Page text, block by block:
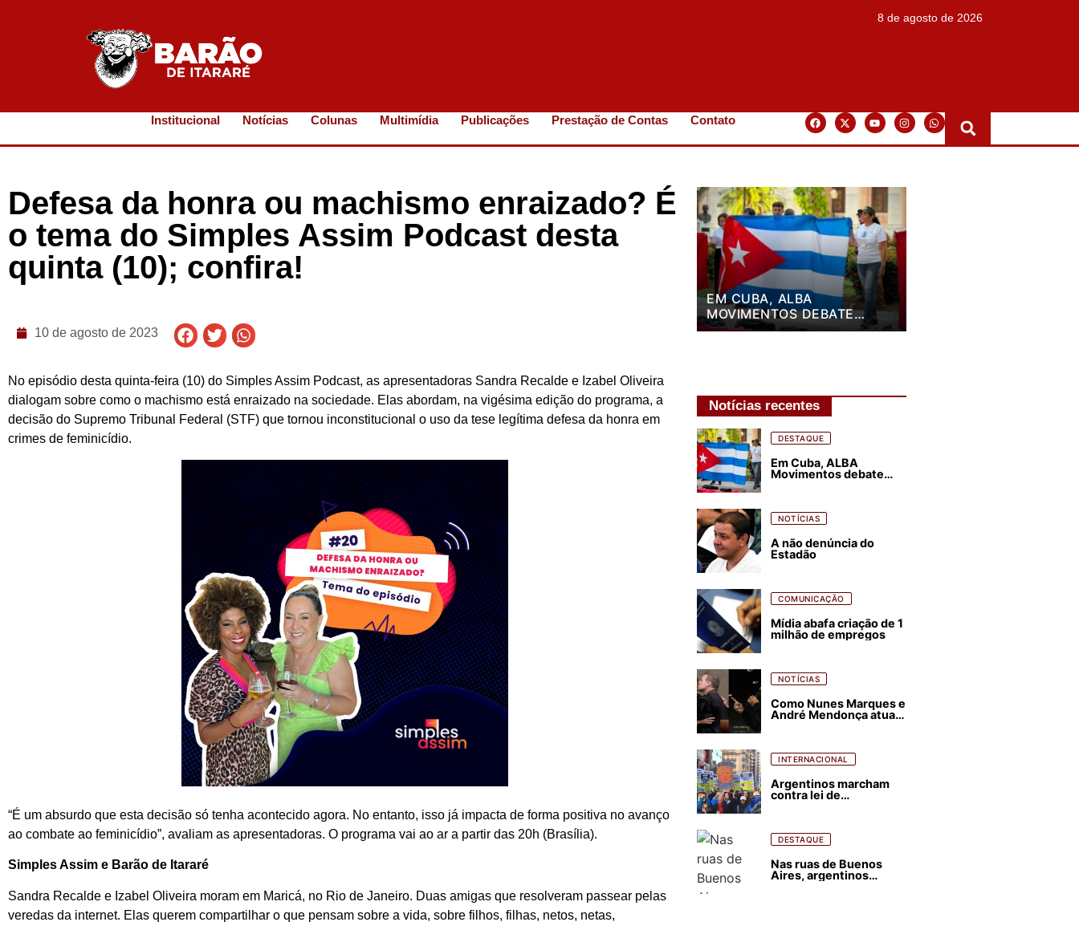
8 de agosto de 2026
Institucional Notícias Colunas Multimídia Publicações Prestação de Contas Contato
Defesa da honra ou machismo enraizado? É
o tema do Simples Assim Podcast desta
quinta (10); confira!
10 de agosto de 2023
No episódio desta quinta-feira (10) do Simples Assim Podcast, as apresentadoras Sandra Recalde e Izabel Oliveira
dialogam sobre como o machismo está enraizado na sociedade. Elas abordam, na vigésima edição do programa, a
decisão do Supremo Tribunal Federal (STF) que tornou inconstitucional o uso da tese legítima defesa da honra em
crimes de feminicídio.
“É um absurdo que esta decisão só tenha acontecido agora. No entanto, isso já impacta de forma positiva no avanço
ao combate ao feminicídio”, avaliam as apresentadoras. O programa vai ao ar a partir das 20h (Brasília).
Simples Assim e Barão de Itararé
Sandra Recalde e Izabel Oliveira moram em Maricá, no Rio de Janeiro. Duas amigas que resolveram passear pelas
veredas da internet. Elas querem compartilhar o que pensam sobre a vida, sobre filhos, filhas, netos, netas,
EM CUBA, ALBA
MOVIMENTOS DEBATE
PLANO DE LUTA PARA OS
Notícias recentes
DESTAQUE
Em Cuba, ALBA
Movimentos debate
NOTÍCIAS
A não denúncia do
Estadão
COMUNICAÇÃO
Mídia abafa criação de 1
milhão de empregos
NOTÍCIAS
Como Nunes Marques e
André Mendonça atuam
INTERNACIONAL
Argentinos marcham
contra lei de
florestais
DESTAQUE
Nas ruas de Buenos
Aires, argentinos